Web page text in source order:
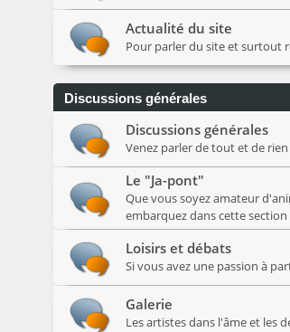
Actualité du site
Pour parler du site et surtout
Discussions générales
Discussions générales
Venez parler de tout et de
Le "Ja-pont"
Que vous soyez amateur
embarquez dans cette
Loisirs et débats
Si vous avez une passion à
Galerie
Les artistes dans l'âme et les